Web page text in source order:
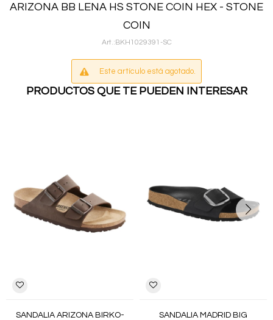
ARIZONA BB LENA HS STONE COIN HEX - STONE
COIN
BKH1029391-SC
Este artículo está agotado.
PRODUCTOS QUE TE PUEDEN INTERESAR
SANDALIA ARIZONA BIRKO-
SANDALIA MADRID BIG